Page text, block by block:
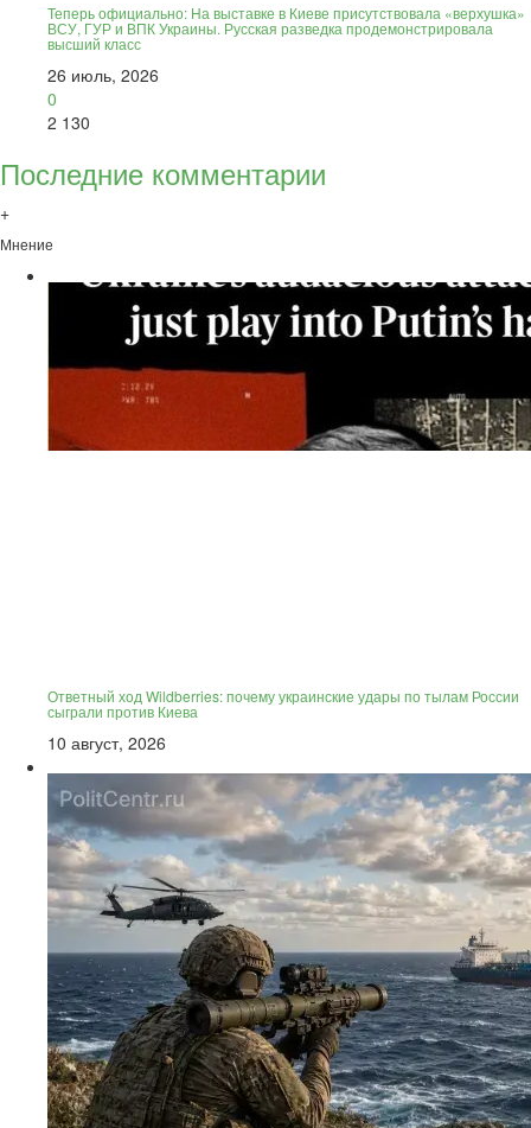
Теперь официально: На выставке в Киеве присутствовала «верхушка»
ВСУ, ГУР и ВПК Украины. Русская разведка продемонстрировала
высший класс
26 июль, 2026
0
2 130
Последние комментарии
+
Мнение
Ответный ход Wildberries: почему украинские удары по тылам России
сыграли против Киева
10 август, 2026